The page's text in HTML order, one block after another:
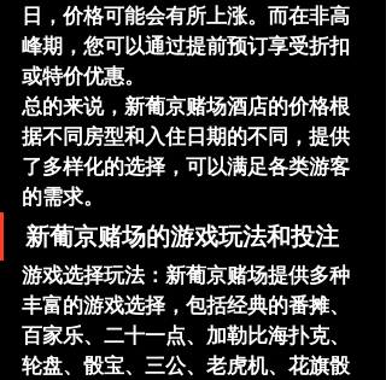
日，价格可能会有所上涨。而在非高
峰期，您可以通过提前预订享受折扣
或特价优惠。
总的来说，新葡京赌场酒店的价格根
据不同房型和入住日期的不同，提供
了多样化的选择，可以满足各类游客
的需求。
新葡京赌场的游戏玩法和投注
游戏选择玩法：新葡京赌场提供多种
丰富的游戏选择，包括经典的番摊、
百家乐、 二十一点、 加勒比海扑克、
轮盘、 骰宝、 三公、 老虎机、 花旗骰